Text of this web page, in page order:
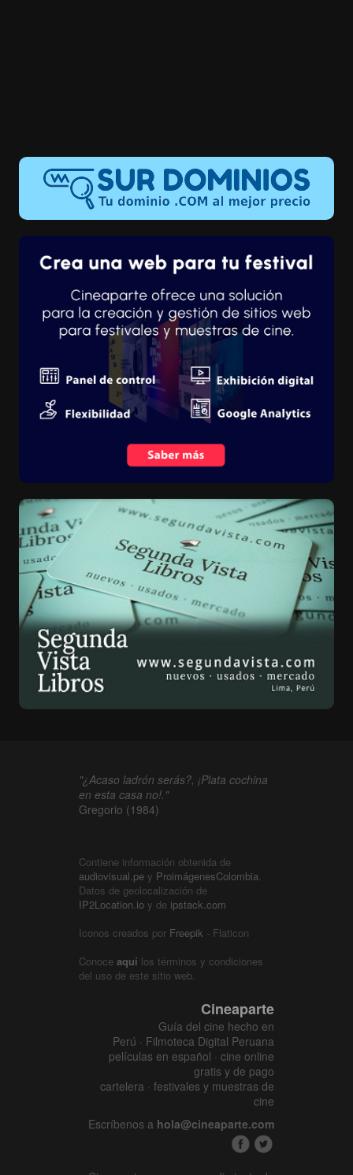
"¿Acaso ladrón serás?, ¡Plata cochina
en esta casa no!."
Gregorio (1984)
Contiene información obtenida de
audiovisual.pe y ProimágenesColombia.
Datos de geolocalización de
IP2Location.io y de ipstack.com
Iconos creados por Freepik - Flaticon
Conoce aquí los términos y condiciones
del uso de este sitio web.
Cineaparte
Guía del cine hecho en
Perú · Filmoteca Digital Peruana
películas en español · cine online
gratis y de pago
cartelera · festivales y muestras de
cine
Escríbenos a hola@cineaparte.com